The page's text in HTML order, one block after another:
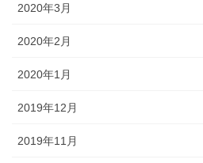
2020年3月
2020年2月
2020年1月
2019年12月
2019年11月